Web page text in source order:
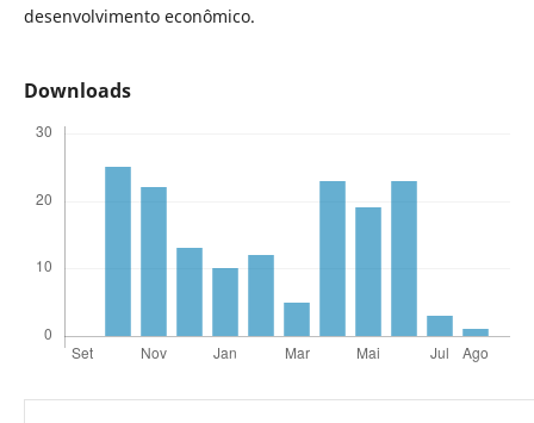
desenvolvimento econômico.
Downloads